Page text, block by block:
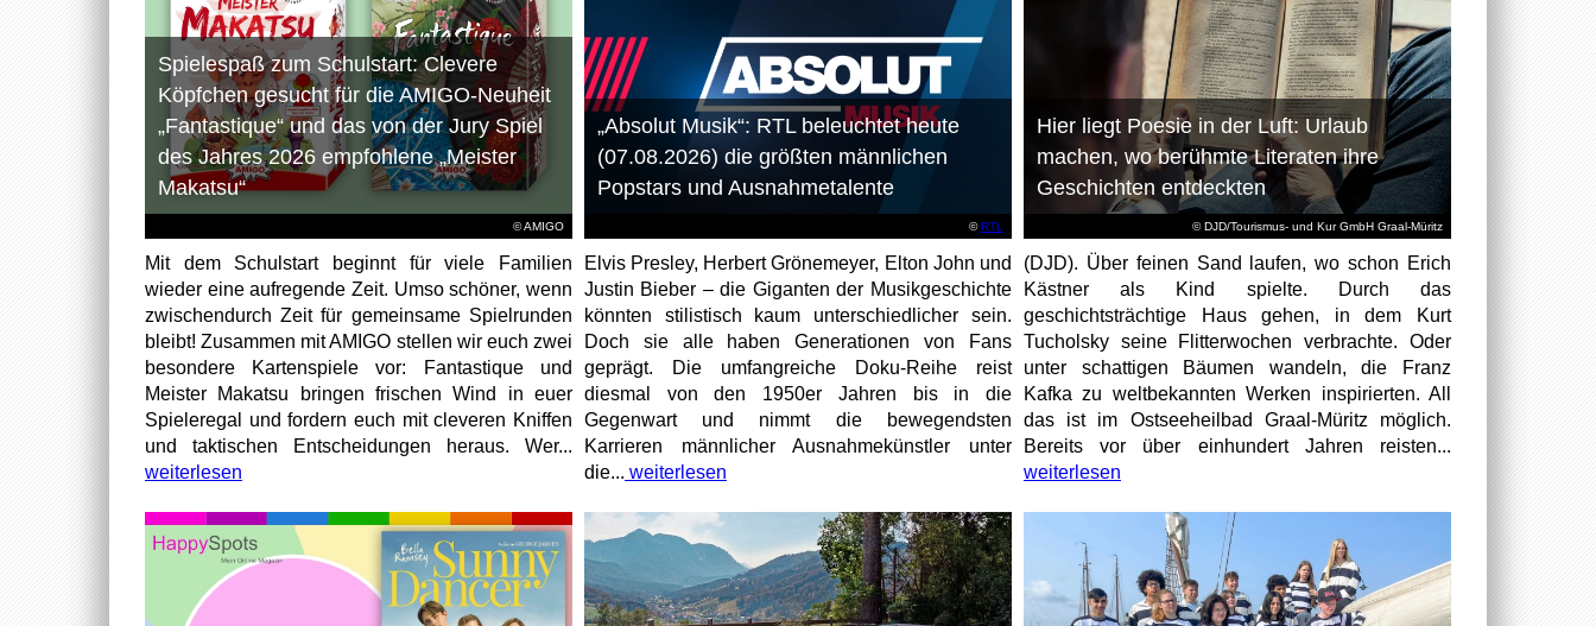
© AMIGO
Spielespaß zum Schulstart: Clevere
Köpfchen gesucht für die AMIGO-Neuheit
„Fantastique“ und das von der Jury Spiel
des Jahres 2026 empfohlene „Meister
Makatsu“
Mit dem Schulstart beginnt für viele Familien
wieder eine aufregende Zeit. Umso schöner, wenn
zwischendurch Zeit für gemeinsame Spielrunden
bleibt! Zusammen mit AMIGO stellen wir euch zwei
besondere Kartenspiele vor: Fantastique und
Meister Makatsu bringen frischen Wind in euer
Spieleregal und fordern euch mit cleveren Kniffen
und taktischen Entscheidungen heraus. Wer...
weiterlesen
©RTL
„Absolut Musik“: RTL beleuchtet heute
(07.08.2026) die größten männlichen
Popstars und Ausnahmetalente
Elvis Presley, Herbert Grönemeyer, Elton John und
Justin Bieber – die Giganten der Musikgeschichte
könnten stilistisch kaum unterschiedlicher sein.
Doch sie alle haben Generationen von Fans
geprägt. Die umfangreiche Doku-Reihe reist
diesmal von den 1950er Jahren bis in die
Gegenwart und nimmt die bewegendsten
Karrieren männlicher Ausnahmekünstler unter
die... weiterlesen
© DJD/Tourismus- und Kur GmbH Graal-Müritz
Hier liegt Poesie in der Luft: Urlaub
machen, wo berühmte Literaten ihre
Geschichten entdeckten
(DJD). Über feinen Sand laufen, wo schon Erich
Kästner als Kind spielte. Durch das
geschichtsträchtige Haus gehen, in dem Kurt
Tucholsky seine Flitterwochen verbrachte. Oder
unter schattigen Bäumen wandeln, die Franz
Kafka zu weltbekannten Werken inspirierten. All
das ist im Ostseeheilbad Graal-Müritz möglich.
Bereits vor über einhundert Jahren reisten...
weiterlesen